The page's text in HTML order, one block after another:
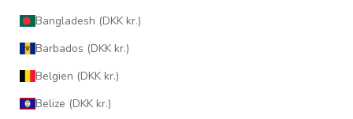
Bangladesh (DKK kr.)
Barbados (DKK kr.)
Belgien (DKK kr.)
Belize (DKK kr.)